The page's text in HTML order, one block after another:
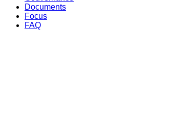
Documents
Focus
FAQ